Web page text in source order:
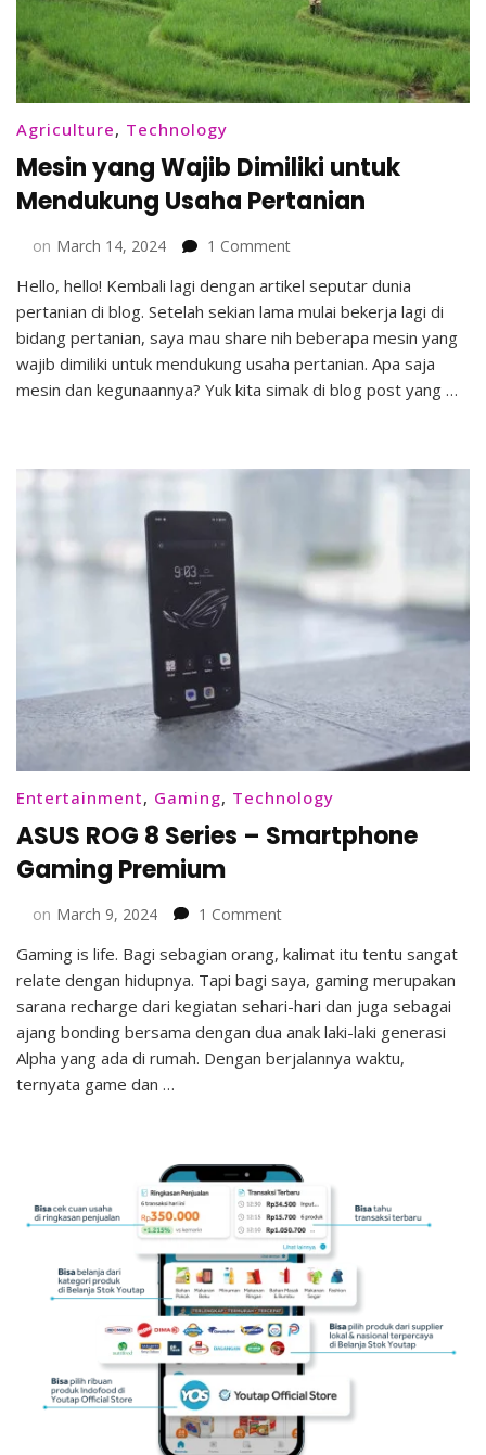
Agriculture, Technology
Mesin yang Wajib Dimiliki untuk
Mendukung Usaha Pertanian
on March 14, 2024 1 Commenton
yang
Wajib
Dimiliki
untuk
Mendukung
Hello, hello! Kembali lagi dengan artikel seputar dunia
pertanian di blog. Setelah sekian lama mulai bekerja lagi di
bidang pertanian, saya mau share nih beberapa mesin yang
wajib dimiliki untuk mendukung usaha pertanian. Apa saja
mesin dan kegunaannya? Yuk kita simak di blog post yang …
Entertainment, Gaming, Technology
ASUS ROG 8 Series – Smartphone
Gaming Premium
on March 9, 2024 1 Commenton
ROG
8
Series
–
Smartphone
Gaming
Gaming is life. Bagi sebagian orang, kalimat itu tentu sangat
relate dengan hidupnya. Tapi bagi saya, gaming merupakan
sarana recharge dari kegiatan sehari-hari dan juga sebagai
ajang bonding bersama dengan dua anak laki-laki generasi
Alpha yang ada di rumah. Dengan berjalannya waktu,
ternyata game dan …